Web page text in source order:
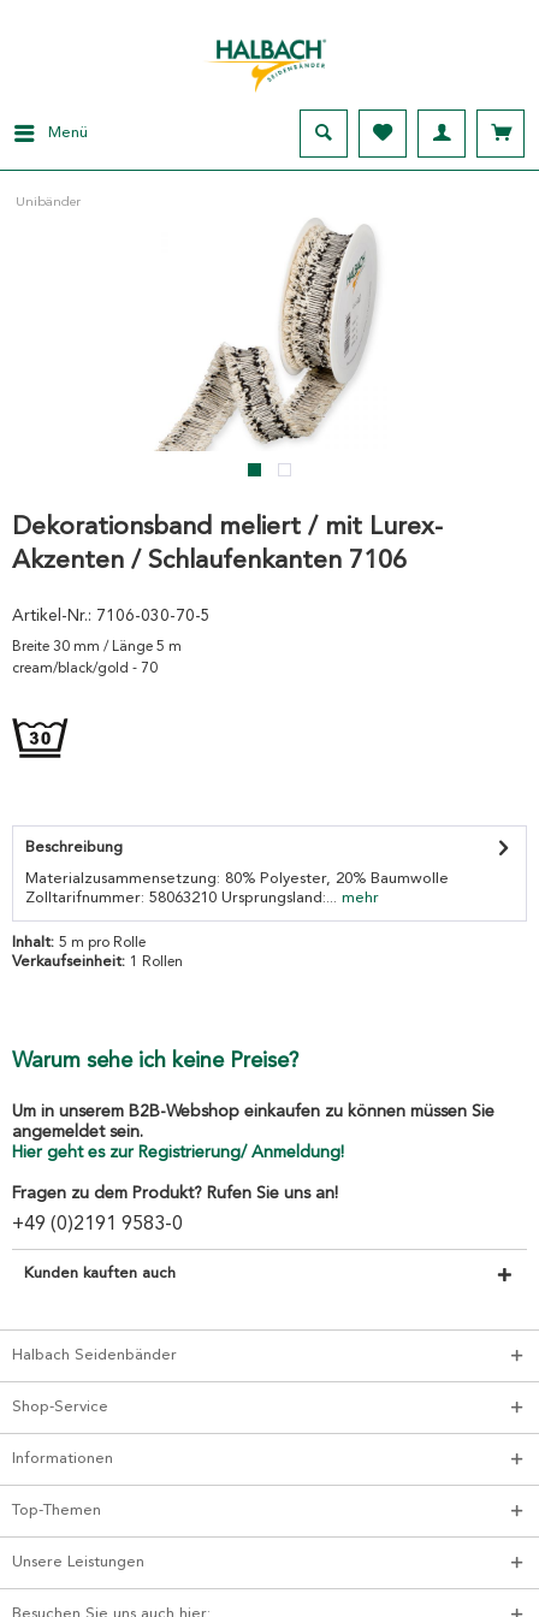
Menü
Unibänder
Dekorationsband meliert / mit Lurex-
Akzenten / Schlaufenkanten 7106
Artikel-Nr.: 7106-030-70-5
Breite 30 mm / Länge 5 m
cream/black/gold - 70
Beschreibung
Materialzusammensetzung: 80% Polyester, 20% Baumwolle
Zolltarifnummer: 58063210 Ursprungsland:... mehr
Inhalt: 5 m pro Rolle
Verkaufseinheit: 1 Rollen
Warum sehe ich keine Preise?
Um in unserem B2B-Webshop einkaufen zu können müssen Sie
angemeldet sein.
Hier geht es zur Registrierung/ Anmeldung!
Fragen zu dem Produkt? Rufen Sie uns an!
+49 (0)2191 9583-0
Kunden kauften auch
Halbach Seidenbänder
Shop-Service
Informationen
Top-Themen
Unsere Leistungen